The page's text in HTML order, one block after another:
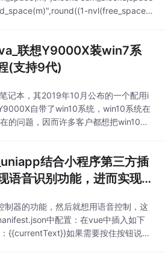
nvl(free_space,
联想Y9000X装win7系
(支持9代)
记本，其2019年10月公布的一个配用i
自带了win10系统，win10系统在
的问题，因而许多客户都想把win10系
用本站的win结合小程序第三方插
语音识别功能，进而实现
制器的功能，然后就想用语音控制，这
中配置：在vue中插入如下
{{currentText}}如果需要按住按钮说